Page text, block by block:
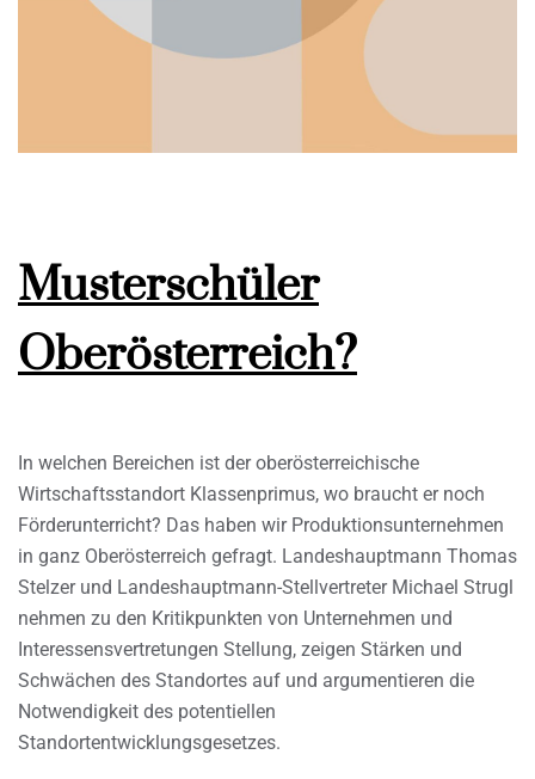
Musterschüler
Oberösterreich?
In welchen Bereichen ist der oberösterreichische
Wirtschaftsstandort Klassenprimus, wo braucht er noch
Förderunterricht? Das haben wir Produktionsunternehmen
in ganz Oberösterreich gefragt. Landeshauptmann Thomas
Stelzer und Landeshauptmann-Stellvertreter Michael Strugl
nehmen zu den Kritikpunkten von Unternehmen und
Interessensvertretungen Stellung, zeigen Stärken und
Schwächen des Standortes auf und argumentieren die
Notwendigkeit des potentiellen
Standortentwicklungsgesetzes.